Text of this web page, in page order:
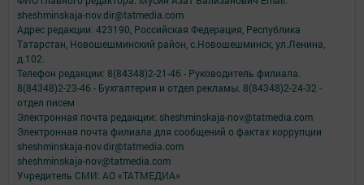
sheshminskaja-nov.dir@tatmedia.com
Адрес редакции: 423190, Российская Федерация, Республика
Татарстан, Новошешминский район, с.Новошешминск, ул.Ленина,
д.102.
Телефон редакции: 8(84348)2-21-46 - Руководитель филиала.
8(84348)2-23-46 - Бухгалтерия и отдел рекламы. 8(84348)2-24-32 -
отдел писем
Электронная почта редакции: sheshminskaja-nov@tatmedia.com
Электронная почта филиала для сообщений о фактах коррупции
sheshminskaja-nov.dir@tatmedia.com
sheshminskaja-nov@tatmedia.com
Учредитель СМИ: АО «ТАТМЕДИА»